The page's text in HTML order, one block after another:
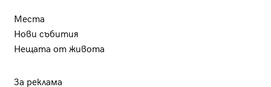
Места
Нови събития
Нещата от живота
За реклама